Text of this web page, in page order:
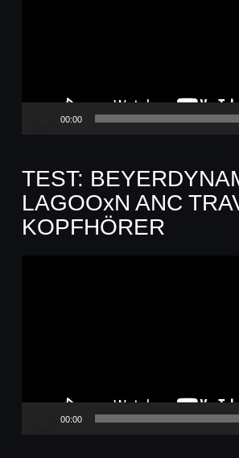
00:00
TEST:
LAGOOxN ANC
KOPFHÖRER
00:00